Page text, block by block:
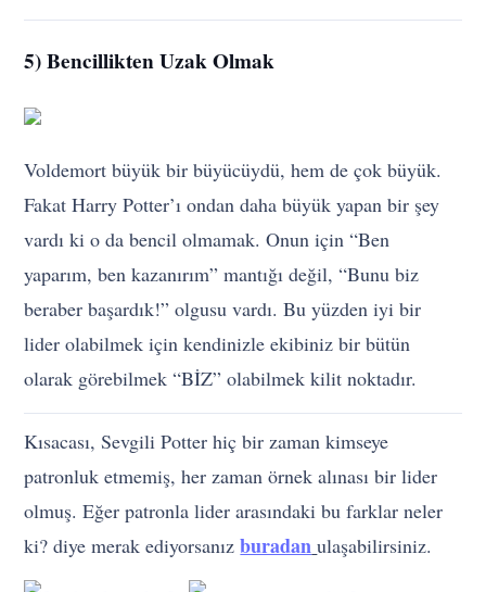
5) Bencillikten Uzak Olmak
Voldemort büyük bir büyücüydü, hem de çok büyük.
Fakat Harry Potter’ı ondan daha büyük yapan bir şey
vardı ki o da bencil olmamak. Onun için “Ben
yaparım, ben kazanırım” mantığı değil, “Bunu biz
beraber başardık!” olgusu vardı. Bu yüzden iyi bir
lider olabilmek için kendinizle ekibiniz bir bütün
olarak görebilmek “BİZ” olabilmek kilit noktadır.
Kısacası, Sevgili Potter hiç bir zaman kimseye
patronluk etmemiş, her zaman örnek alınası bir lider
olmuş. Eğer patronla lider arasındaki bu farklar neler
ki? diye merak ediyorsanızburadan ulaşabilirsiniz.